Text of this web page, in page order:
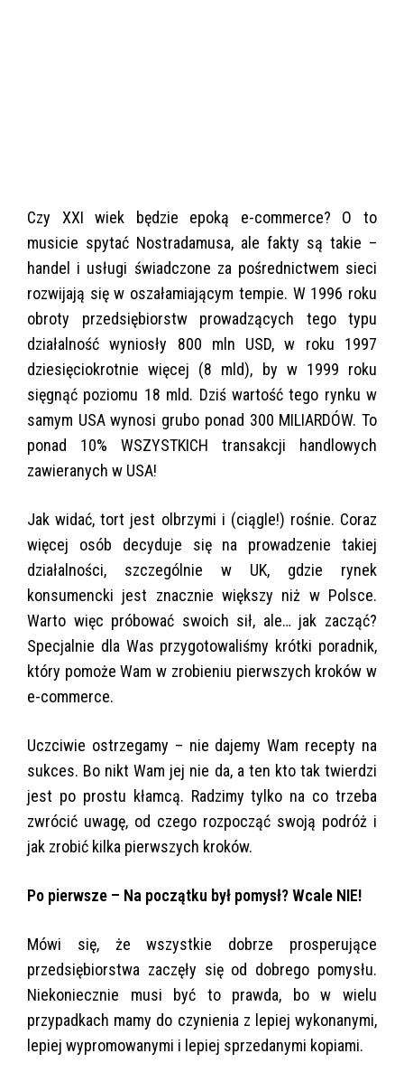
Czy XXI wiek będzie epoką e-commerce? O to
musicie spytać Nostradamusa, ale fakty są takie –
handel i usługi świadczone za pośrednictwem sieci
rozwijają się w oszałamiającym tempie. W 1996 roku
obroty przedsiębiorstw prowadzących tego typu
działalność wyniosły 800 mln USD, w roku 1997
dziesięciokrotnie więcej (8 mld), by w 1999 roku
sięgnąć poziomu 18 mld. Dziś wartość tego rynku w
samym USA wynosi grubo ponad 300 MILIARDÓW. To
ponad 10% WSZYSTKICH transakcji handlowych
zawieranych w USA!
Jak widać, tort jest olbrzymi i (ciągle!) rośnie. Coraz
więcej osób decyduje się na prowadzenie takiej
działalności, szczególnie w UK, gdzie rynek
konsumencki jest znacznie większy niż w Polsce.
Warto więc próbować swoich sił, ale… jak zacząć?
Specjalnie dla Was przygotowaliśmy krótki poradnik,
który pomoże Wam w zrobieniu pierwszych kroków w
e-commerce.
Uczciwie ostrzegamy – nie dajemy Wam recepty na
sukces. Bo nikt Wam jej nie da, a ten kto tak twierdzi
jest po prostu kłamcą. Radzimy tylko na co trzeba
zwrócić uwagę, od czego rozpocząć swoją podróż i
jak zrobić kilka pierwszych kroków.
Po pierwsze – Na początku był pomysł? Wcale NIE!
Mówi się, że wszystkie dobrze prosperujące
przedsiębiorstwa zaczęły się od dobrego pomysłu.
Niekoniecznie musi być to prawda, bo w wielu
przypadkach mamy do czynienia z lepiej wykonanymi,
lepiej wypromowanymi i lepiej sprzedanymi kopiami.